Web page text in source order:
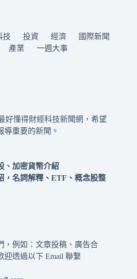
技 投資 經濟
國際新聞
產業 一週大事
好懂得財經科技新聞網，希望
導重要的新聞。
、加密貨幣介紹
，名詞解釋、ETF、概念股整
，例如：文章投稿、廣告合
迎透過以下 Email 聯繫